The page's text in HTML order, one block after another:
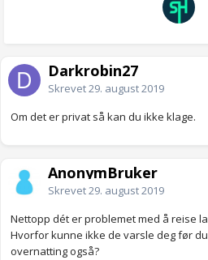
Darkrobin27
Skrevet29. august 2019
Om det er privat så kan du ikke klage.
AnonymBruker
Skrevet29. august 2019
Nettopp dét er problemet med å reise
Hvorfor kunne ikke de varsle deg før
overnatting også?